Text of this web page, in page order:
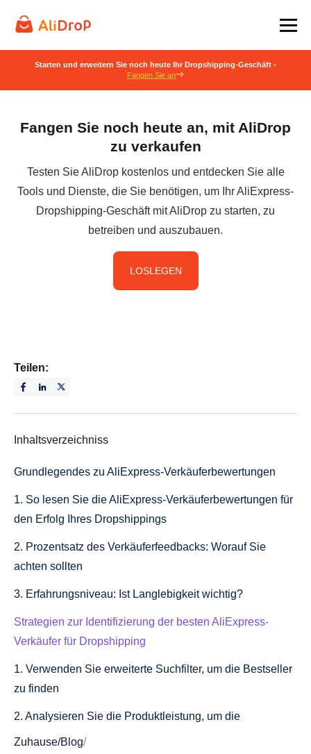
Starten und erweitern Sie noch heute Ihr Dropshipping-Geschäft -
Fangen Sie an
Fangen Sie noch heute an, mit AliDrop
zu verkaufen
Testen Sie AliDrop kostenlos und entdecken Sie alle
Tools und Dienste, die Sie benötigen, um Ihr AliExpress-
Dropshipping-Geschäft mit AliDrop zu starten, zu
betreiben und auszubauen.
LOSLEGEN
Teilen:
Inhaltsverzeichniss
Grundlegendes zu AliExpress-Verkäuferbewertungen
1. So lesen Sie die AliExpress-Verkäuferbewertungen für
den Erfolg Ihres Dropshippings
2. Prozentsatz des Verkäuferfeedbacks: Worauf Sie
achten sollten
3. Erfahrungsniveau: Ist Langlebigkeit wichtig?
Strategien zur Identifizierung der besten AliExpress-
Verkäufer für Dropshipping
1. Verwenden Sie erweiterte Suchfilter, um die Bestseller
zu finden
2. Analysieren Sie die Produktleistung, um die
Zuverlässigkeit des Verkäufers zu beurteilen
Zuhause/Blog/